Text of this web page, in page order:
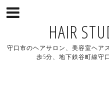
HAIR
守口市のヘアサロン、美容室ヘア
歩5分、地下鉄谷町線守